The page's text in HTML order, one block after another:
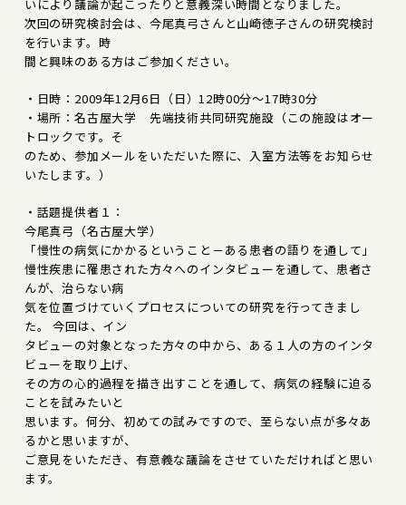
いにより議論が起こったりと意義深い時間となりました。
次回の研究検討会は、今尾真弓さんと山崎徳子さんの研究検討
を行います。時
間と興味のある方はご参加ください。
・日時：2009年12月6日（日）12時00分～17時30分
・場所：名古屋大学 先端技術共同研究施設（この施設はオー
トロックです。そ
のため、参加メールをいただいた際に、入室方法等をお知らせ
いたします。）
・話題提供者１：
今尾真弓（名古屋大学）
「慢性の病気にかかるということ－ある患者の語りを通して」
慢性疾患に罹患された方々へのインタビューを通して、患者さ
んが、治らない病
気を位置づけていくプロセスについての研究を行ってきまし
た。 今回は、イン
タビューの対象となった方々の中から、ある１人の方のインタ
ビューを取り上げ、
その方の心的過程を描き出すことを通して、病気の経験に迫る
ことを試みたいと
思います。何分、初めての試みですので、至らない点が多々あ
るかと思いますが、
ご意見をいただき、有意義な議論をさせていただければと思い
ます。